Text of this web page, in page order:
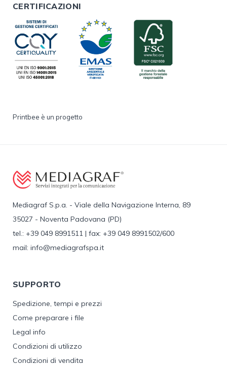
CERTIFICAZIONI
Printbee è un progetto
Mediagraf S.p.a. - Viale della Navigazione Interna, 89
35027 - Noventa Padovana (PD)
tel.: +39 049 8991511 | fax: +39 049 8991502/600
mail: info@mediagrafspa.it
SUPPORTO
Spedizione, tempi e prezzi
Come preparare i file
Legal info
Condizioni di utilizzo
Condizioni di vendita